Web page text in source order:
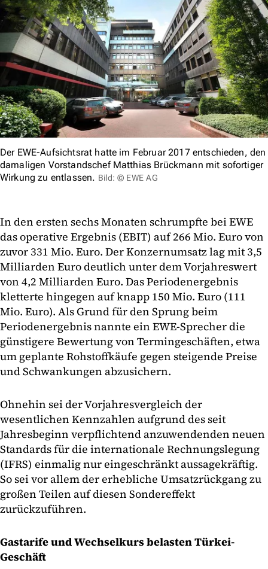
Der EWE-Aufsichtsrat hatte im Februar 2017 entschieden, den
damaligen Vorstandschef Matthias Brückmann mit sofortiger
Wirkung zu entlassen. Bild: © EWE AG
In den ersten sechs Monaten schrumpfte bei EWE
das operative Ergebnis (EBIT) auf 266 Mio. Euro von
zuvor 331 Mio. Euro. Der Konzernumsatz lag mit 3,5
Milliarden Euro deutlich unter dem Vorjahreswert
von 4,2 Milliarden Euro. Das Periodenergebnis
kletterte hingegen auf knapp 150 Mio. Euro (111
Mio. Euro). Als Grund für den Sprung beim
Periodenergebnis nannte ein EWE-Sprecher die
günstigere Bewertung von Termingeschäften, etwa
um geplante Rohstoffkäufe gegen steigende Preise
und Schwankungen abzusichern.
Ohnehin sei der Vorjahresvergleich der
wesentlichen Kennzahlen aufgrund des seit
Jahresbeginn verpflichtend anzuwendenden neuen
Standards für die internationale Rechnungslegung
(IFRS) einmalig nur eingeschränkt aussagekräftig.
So sei vor allem der erhebliche Umsatzrückgang zu
großen Teilen auf diesen Sondereffekt
zurückzuführen.
Gastarife und Wechselkurs belasten Türkei-
Geschäft